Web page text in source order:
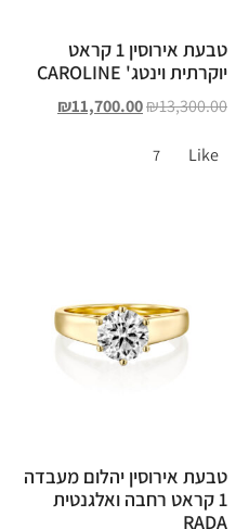
טבעת אירוסין 1 קראט
יוקרתית וינטג' CAROLINE
₪13,300.00
₪11,700.00
Like
7
טבעת אירוסין יהלום מעבדה
1 קראט רחבה ואלגנטית
RADA